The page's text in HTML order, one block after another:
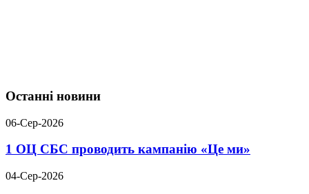
Останні новини
06-Сер-2026
1 ОЦ СБС проводить кампанію «Це ми»
04-Сер-2026